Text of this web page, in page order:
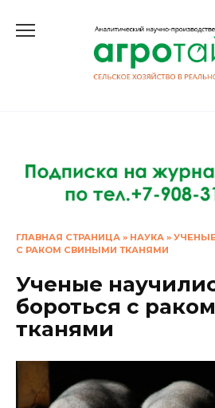
ГЛАВНАЯ СТРАНИЦА » НАУКА »
С РАКОМ СВИНЫМИ ТКАНЯМИ
Ученые
бороться с
тканями